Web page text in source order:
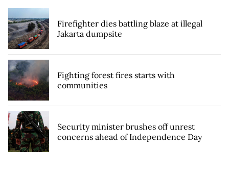
Firefighter dies battling blaze at illegal
Jakarta dumpsite
Fighting forest fires starts with
communities
Security minister brushes off unrest
concerns ahead of Independence Day